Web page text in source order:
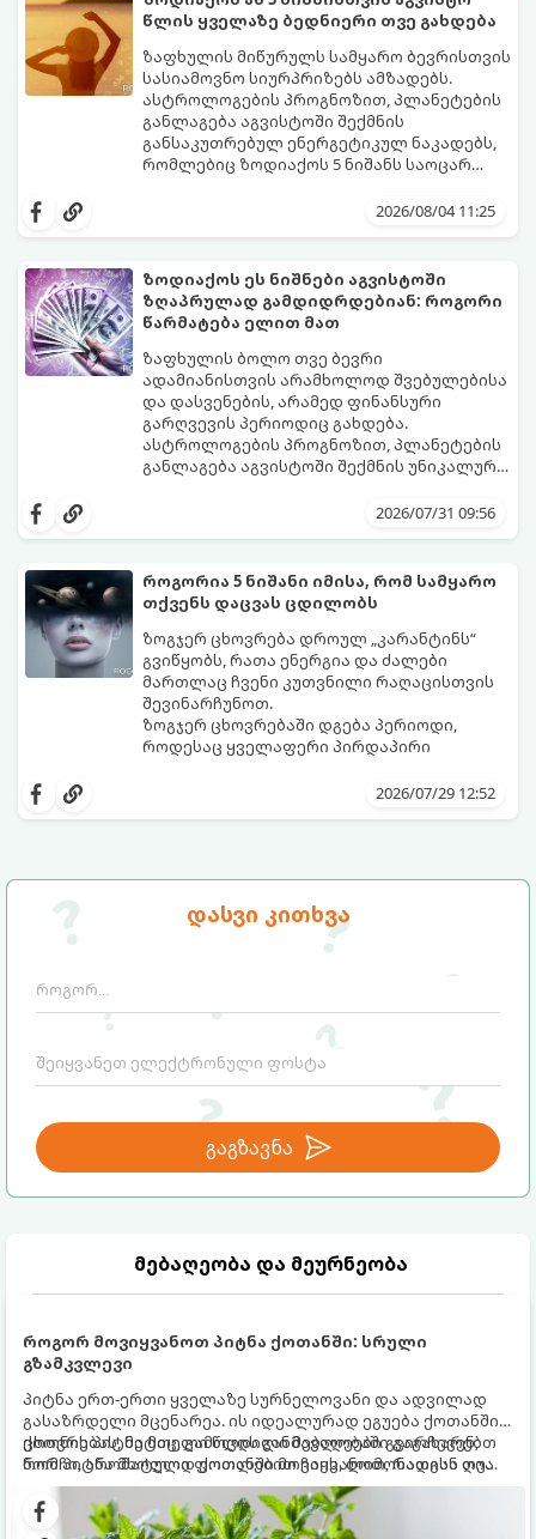
დასვი კითხვა
გაგზავნა
მებაღეობა და მეურნეობა
როგორ მოვიყვანოთ პიტნა ქოთანში: სრული
გზამკვლევი
პიტნა ერთ-ერთი ყველაზე სურნელოვანი და ადვილად
გასაზრდელი მცენარეა. ის იდეალურად ეგუება ქოთანში
ცხოვრებას, მეტიც, გამოცდილი მებაღეები გვირჩევენ,
რომ პიტნა მხოლოდ ქოთანში მოვიყვანოთ, რადგან ღია
გრუნტში (ბაღში) დარგვისას ის ფესვებით ძალიან
სწრაფად ვრცელდება და სხვა მცენარეებს ავიწროებს.
ქოთნის პიტნა მთელი წლის განმავლობაში გაგახარებთ
ნორჩი, არომატული ფოთლებით ჩაის, ლიმონათისა თუ
კერძებისთვის.
მკაცრ კონტროლს. თუმცა, ახლა სიტუაცია
თანდათან შეიცვლება.
პრობლემები, რომლებიც უსასრულო
გეგონათ, უკან დაიხევს, ამასთან ერთად კი
გაჩნდება მეტი ნდობა მომავლის მიმართ.
რთული პერიოდის შემდეგ ეს ნიშნები
შეძლებენ ამოისუნთქონ და დაინახონ
ახალი შესაძლებლობები.
წლის ყველაზე ბედნიერი თვე გახდება
ზაფხულის მიწურულს სამყარო ბევრისთვის
სასიამოვნო სიურპრიზებს ამზადებს.
ასტროლოგების პროგნოზით, პლანეტების
განლაგება აგვისტოში შექმნის
განსაკუთრებულ ენერგეტიკულ ნაკადებს,
რომლებიც ზოდიაქოს 5 ნიშანს საოცარ
ყველაზე ბედნიერი თვე აღმოჩნდება.
2026/08/04 11:25
ზოდიაქოს ეს ნიშნები აგვისტოში
ზღაპრულად გამდიდრდებიან: როგორი
წარმატება ელით მათ
ზაფხულის ბოლო თვე ბევრი
ადამიანისთვის არამხოლოდ შვებულებისა
და დასვენების, არამედ ფინანსური
გარღვევის პერიოდიც გახდება.
ასტროლოგების პროგნოზით, პლანეტების
განლაგება აგვისტოში შექმნის უნიკალურ
ზოდიაქოს 4 ნიშანს ფინანსური წარმატების
შორის, ვისაც აგვისტოში ფინანსური
2026/07/31 09:56
როგორია 5 ნიშანი იმისა, რომ სამყარო
თქვენს დაცვას ცდილობს
ზოგჯერ ცხოვრება დროულ „კარანტინს“
გვიწყობს, რათა ენერგია და ძალები
მართლაც ჩვენი კუთვნილი რაღაცისთვის
შევინარჩუნოთ.
ზოგჯერ ცხოვრებაში დგება პერიოდი,
როდესაც ყველაფერი პირდაპირი
იშლება მნიშვნელოვანი გარიგებები,
ასეთ მომენტებში ადვილია
ეზოთერიკასა და ფსიქოლოგიაში ეს
ფენომენი ხშირად სხვანაირად
რეალური, მაგრამ ჯერ კიდევ უხილავი
საფრთხისგან შორს მივყავართ.
მომხდარი მარცხი სასჯელი კი არა,
სამყაროს მცდელობაა:
2026/07/29 12:52